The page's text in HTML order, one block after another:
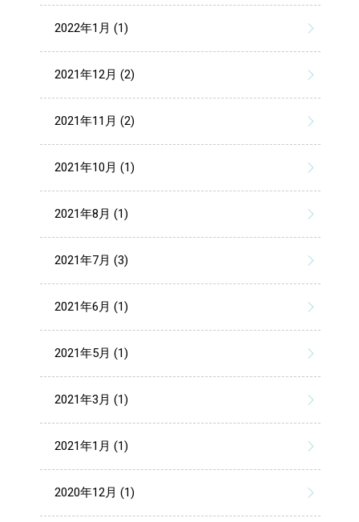
2022年1月 (1)
2021年12月 (2)
2021年11月 (2)
2021年10月 (1)
2021年8月 (1)
2021年7月 (3)
2021年6月 (1)
2021年5月 (1)
2021年3月 (1)
2021年1月 (1)
2020年12月 (1)